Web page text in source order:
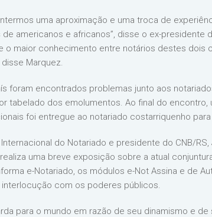
uma aproximação e uma troca de
americanos e africanos”, disse o ex-presidente
o maior conhecimento entre notários destes dois
Marquez.
foram encontrados problemas junto aos
tabelado dos emolumentos. Ao final do
foi entregue ao notariado costarriquenho
do Notariado e presidente do CNB/
uma breve exposição sobre a atual
e-Notariado, os módulos e-Not Assina e de
com os poderes públicos.
para o mundo em razão de seu dinamismo e